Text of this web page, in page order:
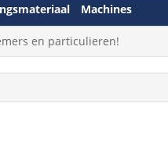
Machines
en particulieren!